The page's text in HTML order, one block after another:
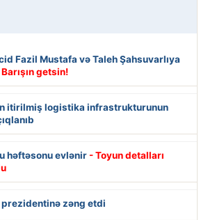
Fazil Mustafa və Taleh Şahsuvarlıya
getsin!
itirilmiş logistika infrastrukturunun
həftəsonu evlənir - Toyun detalları
zəng etdi